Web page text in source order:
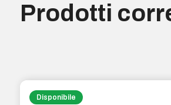
Prodotti
Disponibile